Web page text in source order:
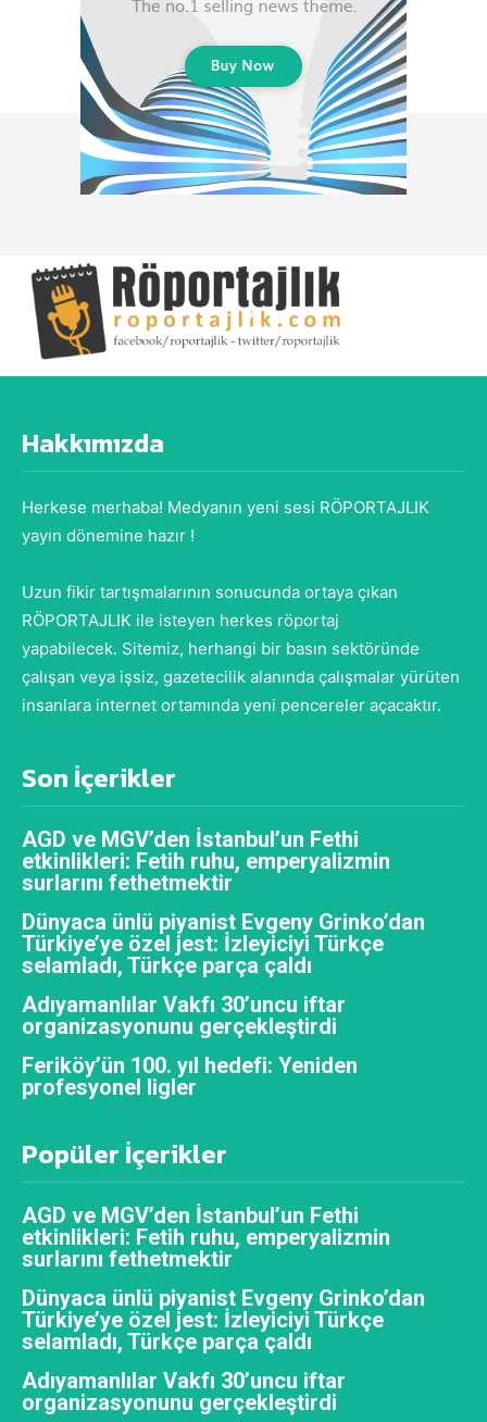
Hakkımızda
Herkese merhaba! Medyanın yeni sesi RÖPORTAJLIK
yayın dönemine hazır !
Uzun fikir tartışmalarının sonucunda ortaya çıkan
RÖPORTAJLIK ile isteyen herkes röportaj
yapabilecek. Sitemiz, herhangi bir basın sektöründe
çalışan veya işsiz, gazetecilik alanında çalışmalar yürüten
insanlara internet ortamında yeni pencereler açacaktır.
Son İçerikler
AGD ve MGV’den İstanbul’un Fethi
etkinlikleri: Fetih ruhu, emperyalizmin
surlarını fethetmektir
Dünyaca ünlü piyanist Evgeny Grinko’dan
Türkiye’ye özel jest: İzleyiciyi Türkçe
selamladı, Türkçe parça çaldı
Adıyamanlılar Vakfı 30’uncu iftar
organizasyonunu gerçekleştirdi
Feriköy’ün 100. yıl hedefi: Yeniden
profesyonel ligler
Popüler İçerikler
AGD ve MGV’den İstanbul’un Fethi
etkinlikleri: Fetih ruhu, emperyalizmin
surlarını fethetmektir
Dünyaca ünlü piyanist Evgeny Grinko’dan
Türkiye’ye özel jest: İzleyiciyi Türkçe
selamladı, Türkçe parça çaldı
Adıyamanlılar Vakfı 30’uncu iftar
organizasyonunu gerçekleştirdi